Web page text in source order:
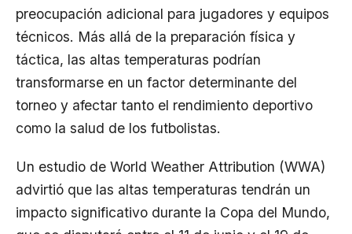
preocupación adicional para jugadores y equipos
técnicos. Más allá de la preparación física y
táctica, las altas temperaturas podrían
transformarse en un factor determinante del
torneo y afectar tanto el rendimiento deportivo
como la salud de los futbolistas.
Un estudio de World Weather Attribution (WWA)
advirtió que las altas temperaturas tendrán un
impacto significativo durante la Copa del Mundo,